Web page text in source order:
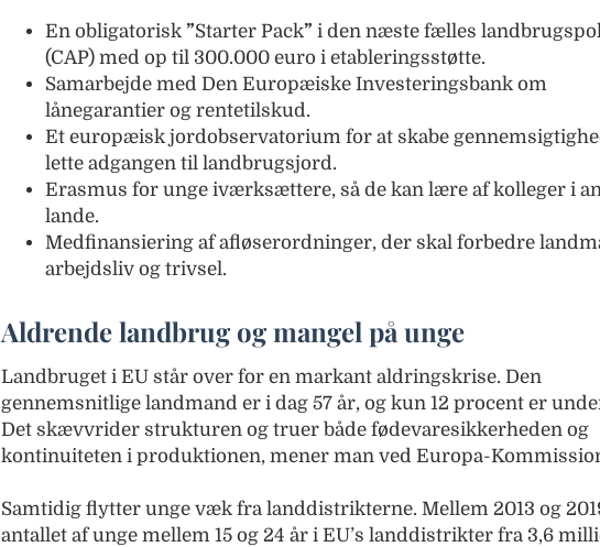
En obligatorisk ”Starter Pack” i den næste fælles
(CAP) med op til 300.000 euro i etableringsstøtte.
Samarbejde med Den Europæiske Investeringsbank om
lånegarantier og rentetilskud.
Et europæisk jordobservatorium for at skabe
lette adgangen til landbrugsjord.
Erasmus for unge iværksættere, så de kan lære af kolleger i
lande.
Medfinansiering af afløserordninger, der skal forbedre
arbejdsliv og trivsel.
Aldrende landbrug og mangel på unge
Landbruget i EU står over for en markant aldringskrise. Den
gennemsnitlige landmand er i dag 57 år, og kun 12 procent er
Det skævvrider strukturen og truer både fødevaresikkerheden og
kontinuiteten i produktionen, mener man ved Europa-
Samtidig flytter unge væk fra landdistrikterne. Mellem 2013 og
antallet af unge mellem 15 og 24 år i EU’s landdistrikter fra 3,6